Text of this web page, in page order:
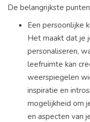
De belangrijkste
Een persoonlijke
Het maakt dat je
personaliseren,
leefruimte kan
weerspiegelen
inspiratie en
mogelijkheid om
en aspecten van